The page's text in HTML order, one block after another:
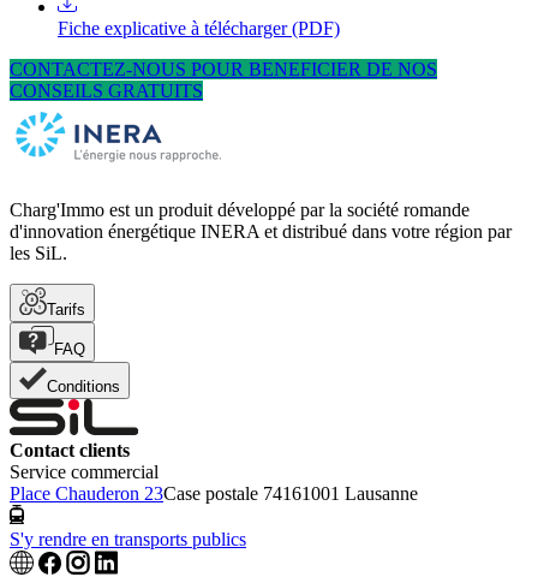
Fiche explicative à télécharger (PDF)
CONTACTEZ-NOUS POUR BENEFICIER DE NOS
CONSEILS GRATUITS
Charg'Immo est un produit développé par la société romande
d'innovation énergétique INERA et distribué dans votre région par
les SiL.
Tarifs
FAQ
Conditions
Contact clients
Service commercial
Place Chauderon 23Case postale 74161001 Lausanne
S'y rendre en transports publics